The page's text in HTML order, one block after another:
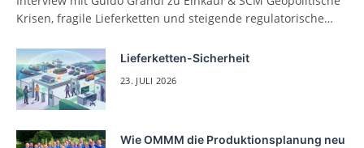
Krisen, fragile Lieferketten und steigende regulatorische…
Lieferketten-Sicherheit
23. JULI 2026
Wie OMMM die Produktionsplanung neu